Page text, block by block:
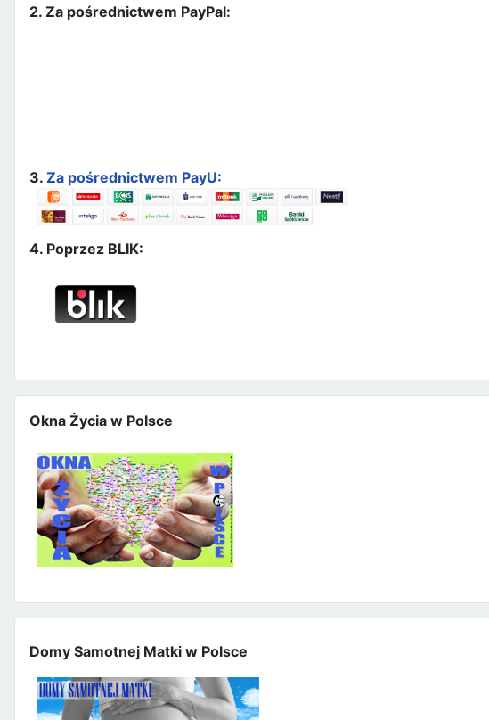
2. Za pośrednictwem PayPal:
3. Za pośrednictwem PayU:
4. Poprzez BLIK:
Okna Życia w Polsce
Domy Samotnej Matki w Polsce